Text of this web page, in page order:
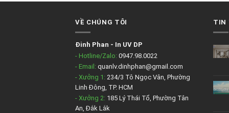
VỀ CHÚNG TÔI
Đinh Phan - In UV DP
- Hotline/Zalo: 0947.98.0022
- Email: quanlv.dinhphan@gmail.com
- Xưởng 1: 234/3 Tô Ngọc Vân, Phường
Linh Đông, TP. HCM
- Xưởng 2: 185 Lý Thái Tổ, Phường Tân
An, Đắk Lắk
TIN